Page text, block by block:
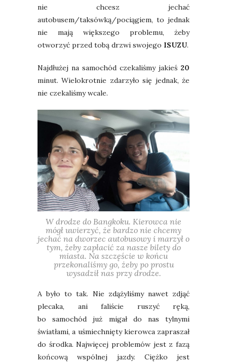
nie chcesz jechać
autobusem/taksówką/pociągiem, to jednak
nie mają większego problemu, żeby
otworzyć przed tobą drzwi swojego ISUZU.
Najdłużej na samochód czekaliśmy jakieś 20
minut.Wielokrotnie zdarzyło się jednak, że
nie czekaliśmy wcale.
W drodze do Bangkoku. Kierowca nie
mógł uwierzyć, że bardzo nie chcemy
jechać na dworzec autobusowy i marzył o
tym, żeby zapłacić za nasze bilety do
miasta. Na szczęście w końcu
przekonaliśmy go, żeby po prostu
wysadził nas przy drodze.
A było to tak. Nie zdążyliśmy nawet zdjąć
plecaka, ani faliście ruszyć ręką,
bo samochód już migał do nas tylnymi
światłami, a uśmiechnięty kierowca zapraszał
do środka. Najwięcej problemów jest z fazą
końcową wspólnej jazdy. Ciężko jest